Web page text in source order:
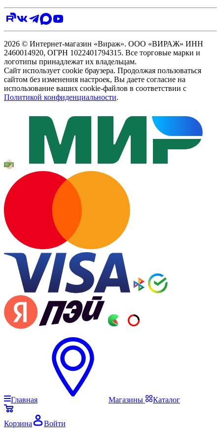
2026 © Интернет-магазин «Вираж». ООО «ВИРАЖ» ИНН
2460014920, ОГРН 1022401794315. Все торговые марки и
логотипы принадлежат их владельцам.
Сайт использует cookie браузера. Продолжая пользоваться
сайтом без изменения настроек, Вы даете согласие на
использование ваших cookie-файлов в соответствии с
Политикой конфиденциальности.
Главная Магазины Каталог
Корзина Войти